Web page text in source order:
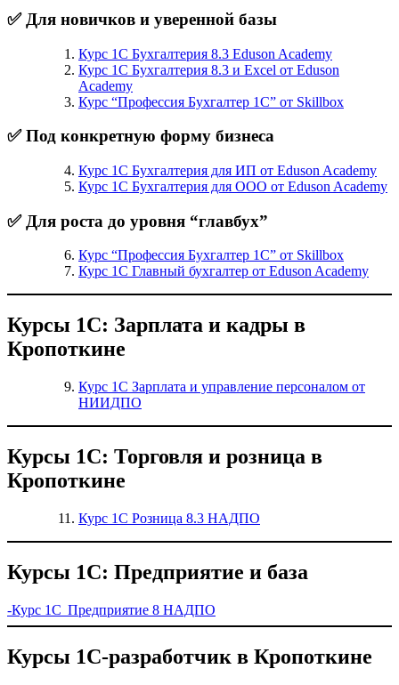
✅ Для новичков и уверенной базы
Курс 1С Бухгалтерия 8.3 Eduson Academy
Курс 1С Бухгалтерия 8.3 и Excel от Eduson
Academy
Курс “Профессия Бухгалтер 1С” от Skillbox
✅ Под конкретную форму бизнеса
Курс 1С Бухгалтерия для ИП от Eduson Academy
Курс 1С Бухгалтерия для ООО от Eduson Academy
✅ Для роста до уровня “главбух”
Курс “Профессия Бухгалтер 1С” от Skillbox
Курс 1С Главный бухгалтер от Eduson Academy
Курсы 1С: Зарплата и кадры в
Кропоткине
Курс 1С Зарплата и управление персоналом от
НИИДПО
Курсы 1С: Торговля и розница в
Кропоткине
Курс 1С Розница 8.3 НАДПО
Курсы 1С: Предприятие и база
-Курс 1С Предприятие 8 НАДПО
Курсы 1С-разработчик в Кропоткине